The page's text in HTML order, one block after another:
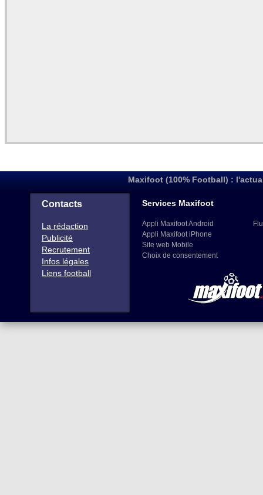
Maxifoot (100% Football) :
Contacts
La rédaction
Publicité
Recrutement
Infos légales
Liens football
Services Maxifoot
Appli Maxifoot Android
Appli Maxifoot iPhone
Site web Mobile
Choix de consentement